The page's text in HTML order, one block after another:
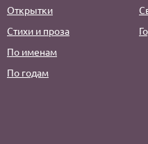
Открытки
Стихи и проза
По именам
По годам